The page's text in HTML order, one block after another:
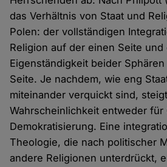
das Verhältnis von Staat und
Polen: der vollständigen
Religion auf der einen Seite
Eigenständigkeit beider
Seite. Je nachdem, wie eng
miteinander verquickt sind,
Wahrscheinlichkeit entweder für
Demokratisierung. Eine
Theologie, die nach politischer
andere Religionen unterdrückt,